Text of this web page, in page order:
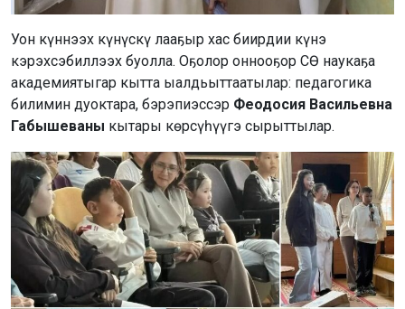
Уон күннээх күнүскү лааҕыр хас биирдии күнэ
кэрэхсэбиллээх буолла. Оҕолор оннооҕор СӨ наукаҕа
академиятыгар кытта ыалдьыттаатылар: педагогика
билимин дуоктара, бэрэпиэссэр Феодосия Васильевна
Габышеваны кытары көрсүһүүгэ сырыттылар.